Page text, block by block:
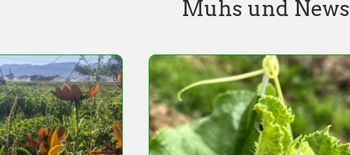
Muhs und News